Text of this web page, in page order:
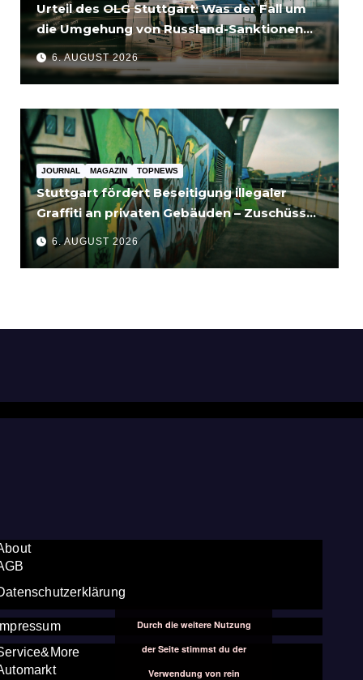
Urteil des OLG Stuttgart: Was der Fall um
die Umgehung von Russland-Sanktionen
für Unternehmen bedeutet
6. AUGUST 2026
JOURNAL MAGAZIN TOPNEWS
Stuttgart fördert Beseitigung illegaler
Graffiti an privaten Gebäuden – Zuschüsse
bis 3.500 Euro
6. AUGUST 2026
Durch die weitere Nutzung
der Seite stimmst du der
Verwendung von rein